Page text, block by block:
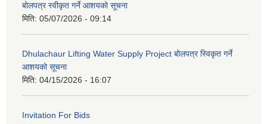
बोलपत्र स्वीकृत गर्ने आशयको सूचना
मिति: 05/07/2026 - 09:14
Dhulachaur Lifting Water Supply Project बोलपत्र स्विकृत गर्ने
आशयको सूचना
मिति: 04/15/2026 - 16:07
Invitation For Bids